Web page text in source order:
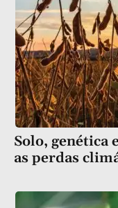
Solo, genética
as perdas